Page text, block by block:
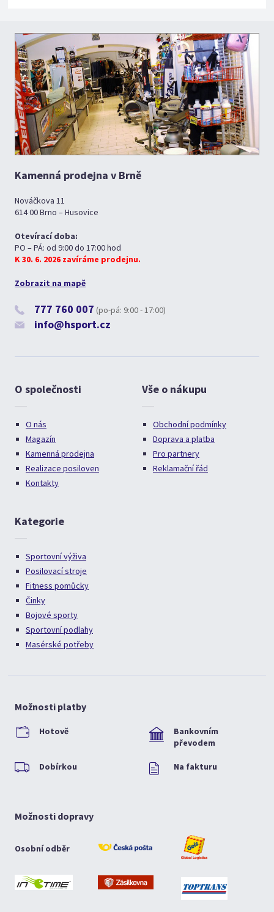
Kamenná prodejna v Brně
Nováčkova 11
614 00 Brno – Husovice
Otevírací doba:
PO – PÁ: od 9:00 do 17:00 hod
K 30. 6. 2026 zavíráme prodejnu.
Zobrazit na mapě
777 760 007 (po-pá: 9:00 - 17:00)
info@hsport.cz
O společnosti
O nás
Magazín
Kamenná prodejna
Realizace posiloven
Kontakty
Vše o nákupu
Obchodní podmínky
Doprava a platba
Pro partnery
Reklamační řád
Kategorie
Sportovní výživa
Posilovací stroje
Fitness pomůcky
Činky
Bojové sporty
Sportovní podlahy
Masérské potřeby
Možnosti platby
Hotově
Bankovním
převodem
Dobírkou Na fakturu
Možnosti dopravy
Osobní odběr